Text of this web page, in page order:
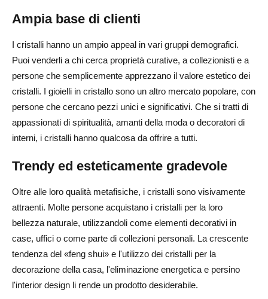
Ampia base di clienti
I cristalli hanno un ampio appeal in vari gruppi demografici.
Puoi venderli a chi cerca proprietà curative, a collezionisti e a
persone che semplicemente apprezzano il valore estetico dei
cristalli. I gioielli in cristallo sono un altro mercato popolare, con
persone che cercano pezzi unici e significativi. Che si tratti di
appassionati di spiritualità, amanti della moda o decoratori di
interni, i cristalli hanno qualcosa da offrire a tutti.
Trendy ed esteticamente gradevole
Oltre alle loro qualità metafisiche, i cristalli sono visivamente
attraenti. Molte persone acquistano i cristalli per la loro
bellezza naturale, utilizzandoli come elementi decorativi in
case, uffici o come parte di collezioni personali. La crescente
tendenza del «feng shui» e l'utilizzo dei cristalli per la
decorazione della casa, l'eliminazione energetica e persino
l'interior design li rende un prodotto desiderabile.